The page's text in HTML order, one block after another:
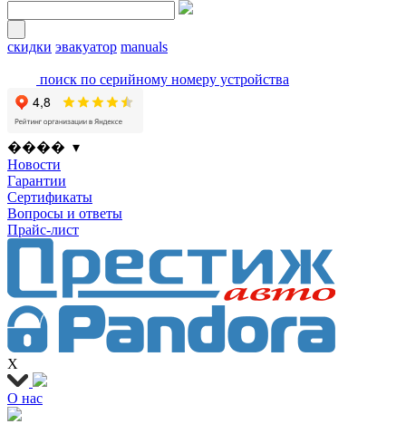
скидки эвакуатор manuals
поиск по серийному номеру устройства
���� ▾
Новости
Гарантии
Сертификаты
Вопросы и ответы
Прайс-лист
X
О нас